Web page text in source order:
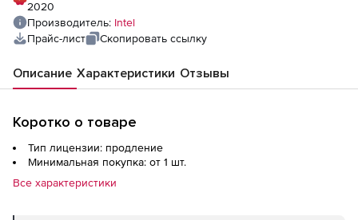
2020
Производитель: Intel
Прайс-лист
Скопировать ссылку
Описание Характеристики Отзывы
Коротко о товаре
Тип лицензии: продление
Минимальная покупка: от 1 шт.
Все характеристики